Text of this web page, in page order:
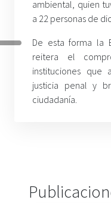
ambiental, quien
a 22 personas de
De esta forma la
reitera el
instituciones que
justicia penal y
ciudadanía.